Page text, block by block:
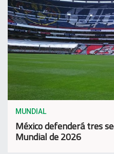
MUNDIAL
México defenderá tres
Mundial de 2026